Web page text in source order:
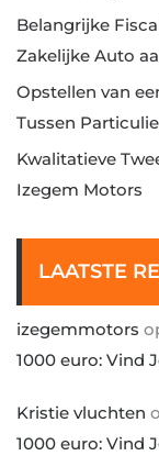
Belangrijke
Zakelijke Auto
Opstellen van
Tussen
Kwalitatieve
Izegem Motors
LAATSTE
izegemmotors
1000 euro: Vind
Kristie vluchten
1000 euro: Vind